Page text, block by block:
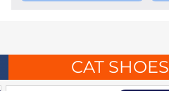
CAT SHOES